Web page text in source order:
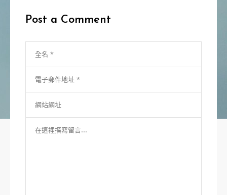
覽
Post a Comment